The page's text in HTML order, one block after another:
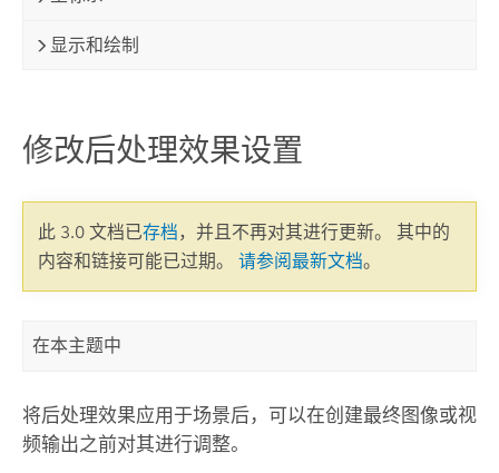
显示和绘制
修改后处理效果设置
此 3.0 文档已存档，并且不再对其进行更新。 其中的
内容和链接可能已过期。 请参阅最新文档。
在本主题中
将后处理效果应用于场景后，可以在创建最终图像或视
频输出之前对其进行调整。